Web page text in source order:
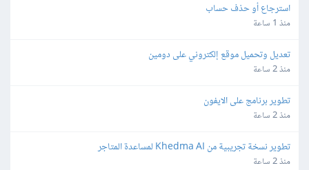
استرجاع أو حذف حساب
منذ 1 ساعة
تعديل وتحميل موقع إلكتروني على دومين
منذ 2 ساعة
تطوير برنامج على الايفون
منذ 2 ساعة
تطوير نسخة تجريبية من Khedma AI لمساعدة المتاجر
منذ 2 ساعة